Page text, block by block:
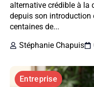
alternative crédible à la
depuis son introduction
centaines de...
Stéphanie Chapuis
Entreprise